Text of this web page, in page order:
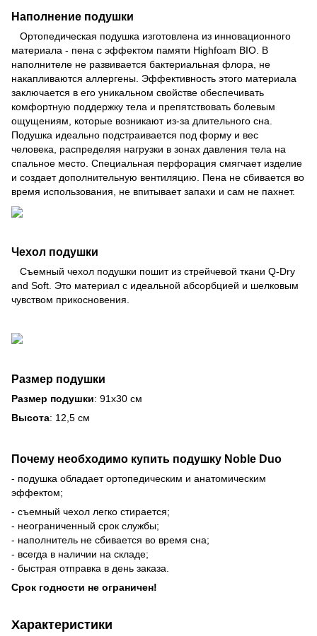
Наполнение подушки
Ортопедическая подушка изготовлена из инновационного
материала - пена с эффектом памяти Highfoam BIO. В
наполнителе не развивается бактериальная флора, не
накапливаются аллергены. Эффективность этого материала
заключается в его уникальном свойстве обеспечивать
комфортную поддержку тела и препятствовать болевым
ощущениям, которые возникают из-за длительного сна.
Подушка идеально подстраивается под форму и вес
человека, распределяя нагрузки в зонах давления тела на
спальное место. Специальная перфорация смягчает изделие
и создает дополнительную вентиляцию. Пена не сбивается во
время использования, не впитывает запахи и сам не пахнет.
Чехол подушки
Съемный чехол подушки пошит из стрейчевой ткани Q-Dry
and Soft. Это материал с идеальной абсорбцией и шелковым
чувством прикосновения.
Размер подушки
Размер подушки: 91х30 см
Высота: 12,5 см
Почему необходимо купить подушку Noble Duo
- подушка обладает ортопедическим и анатомическим
эффектом;
- съемный чехол легко стирается;
- неограниченный срок службы;
- наполнитель не сбивается во время сна;
- всегда в наличии на складе;
- быстрая отправка в день заказа.
Срок годности не ограничен!
Характеристики